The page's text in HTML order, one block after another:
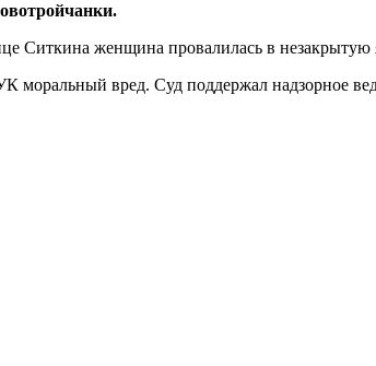
Ситкина женщина провалилась в
моральный вред. Суд поддержал надзорное